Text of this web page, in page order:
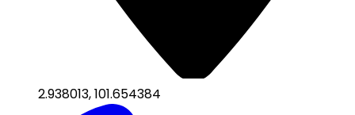
2.938013,101.654384